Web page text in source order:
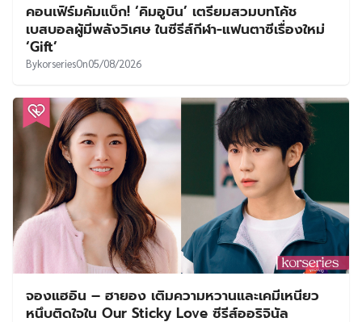
คอนเฟิร์มคัมแบ็ก! ‘คิมอูบิน’ เตรียมสวมบทโค้ช
เบสบอลผู้มีพลังวิเศษ ในซีรีส์กีฬา-แฟนตาซีเรื่องใหม่
‘Gift’
BykorseriesOn05/08/2026
จองแฮอิน – ฮายอง เติมความหวานและเคมีเหนียว
หนึบติดใจใน Our Sticky Love ซีรีส์ออริจินัล